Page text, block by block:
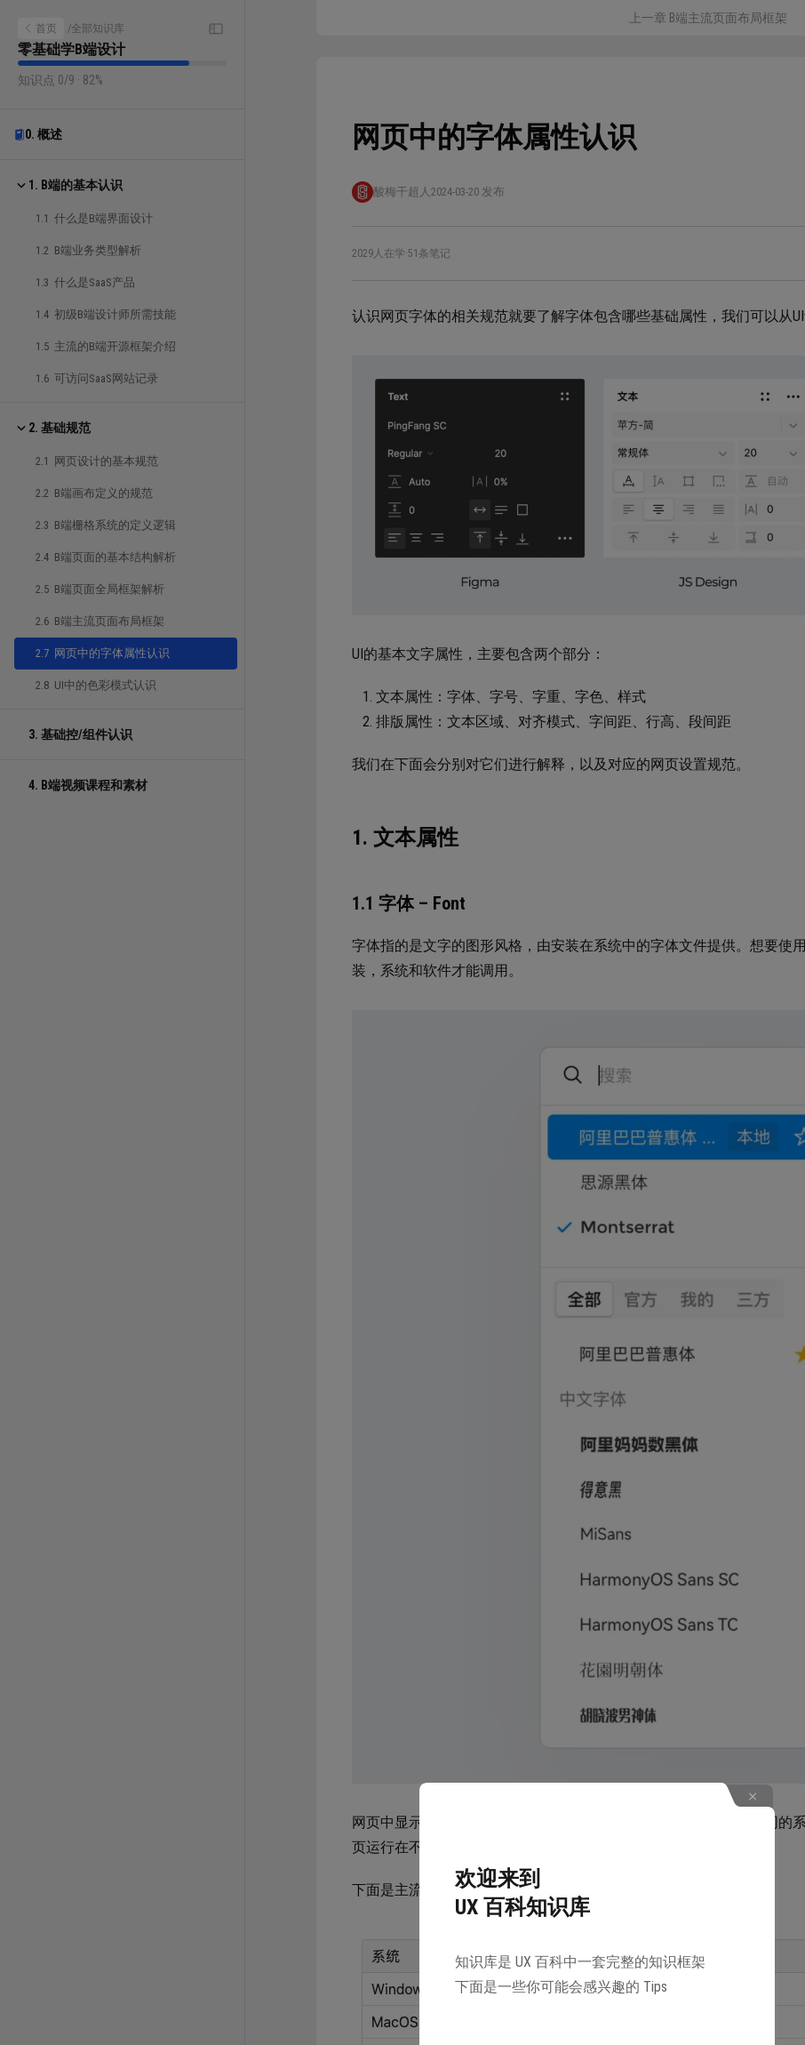
首页 /全部知识库
零基础学B端设计
知识点 0/9 · 82%
0. 概述
1. B端的基本认识
1.1 什么是B端界面设计
1.2 B端业务类型解析
1.3 什么是SaaS产品
1.4 初级B端设计师所需技能
1.5 主流的B端开源框架介绍
1.6 可访问SaaS网站记录
2. 基础规范
2.1 网页设计的基本规范
2.2 B端画布定义的规范
2.3 B端栅格系统的定义逻辑
2.4 B端页面的基本结构解析
2.5 B端页面全局框架解析
2.6 B端主流页面布局框架
2.7 网页中的字体属性认识
2.8 UI中的色彩模式认识
3. 基础控/组件认识
4. B端视频课程和素材
上一章 B端主流页面布局框架
网页中的字体属性认识
酸梅干超人 2024-03-20 发布
2029人在学·51条笔记
认识网页字体的相关规范就要了解字体包含哪些基础属性，我们可以从
UI的基本文字属性，主要包含两个部分：
文本属性：字体、字号、字重、字色、样式
排版属性：文本区域、对齐模式、字间距、行高、段间距
我们在下面会分别对它们进行解释，以及对应的网页设置规范。
1. 文本属性
1.1 字体 – Font
字体指的是文字的图形风格，由安装在系统中的字体文件提供。想要使
装，系统和软件才能调用。
网页中显示的字体，是由浏览器读取系统字体后渲染出来的。而不同的
页运行在不同的系统中显示的字体就不一样。
下面是主流系统搭载的默认字体：
欢迎来到
UX 百科知识库
知识库是 UX 百科中一套完整的知识框架
下面是一些你可能会感兴趣的 Tips